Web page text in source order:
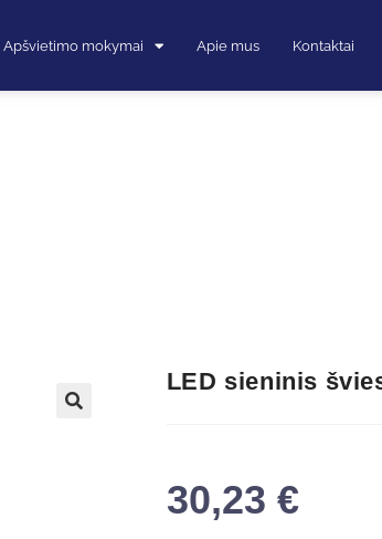
Apšvietimo mokymai Apie mus Kontaktai
LED sieninis
30,23 €